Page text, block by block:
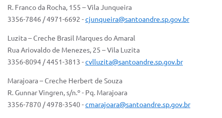
R. Franco da Rocha, 155 – Vila Junqueira
3356-7846 / 4971-6692 -cjunqueira@santoandre.sp.gov.br
Luzita – Creche Brasil Marques do Amaral
Rua Ariovaldo de Menezes, 25 – Vila Luzita
3356-8094 / 4451-3813 -cvlluzita@santoandre.sp.gov.br
Marajoara – Creche Herbert de Souza
R. Gunnar Vingren, s/n.º - Pq. Marajoara
3356-7870 / 4978-3540 -cmarajoara@santoandre.sp.gov.br